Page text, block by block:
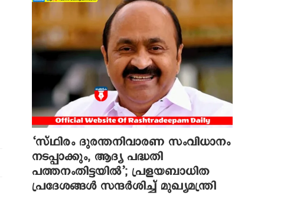
‘സ്ഥിരം ദുരന്തനിവാരണ സംവിധാനം
നടപ്പാക്കും, ആദ്യ പദ്ധതി
പത്തനംതിട്ടയിൽ’; പ്രളയബാധിത
പ്രദേശങ്ങൾ സന്ദർശിച്ച് മുഖ്യമന്ത്രി